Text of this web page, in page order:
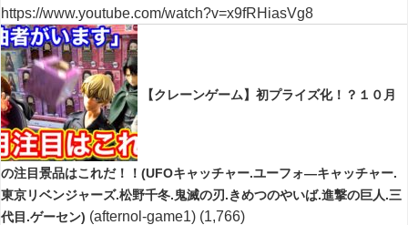
https://www.youtube.com/watch?v=x9fRHiasVg8
【クレーンゲーム】初プライズ化！？１０月
の注目景品はこれだ！！(UFOキャッチャー.ユーフォ―キャッチャー.
東京リベンジャーズ.松野千冬.鬼滅の刃.きめつのやいば.進撃の巨人.三
代目.ゲーセン) (afternol-game1) (1,766)